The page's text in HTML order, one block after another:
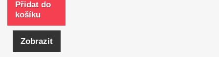
Přidat do
košíku
Zobrazit